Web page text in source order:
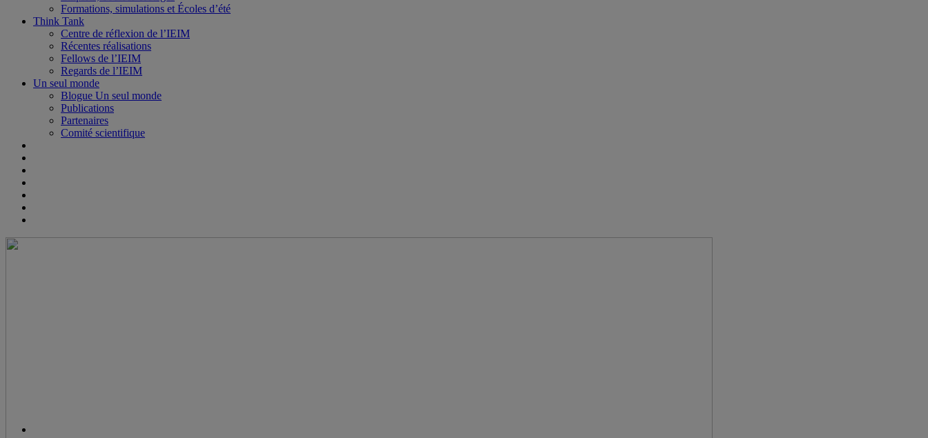
Formations, simulations et Écoles d’été
Think Tank
Centre de réflexion de l’IEIM
Récentes réalisations
Fellows de l’IEIM
Regards de l’IEIM
Un seul monde
Blogue Un seul monde
Publications
Partenaires
Comité scientifique